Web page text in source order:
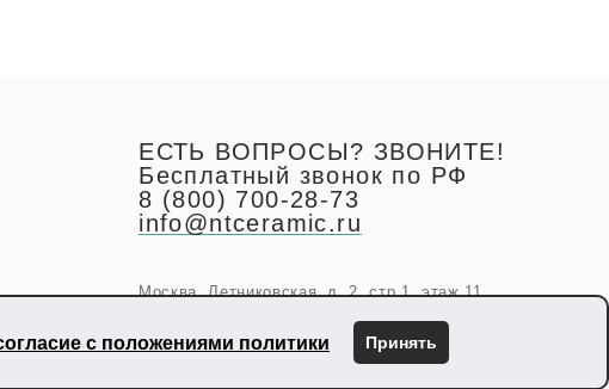
с положениями политики Принять
ЕСТЬ ВОПРОСЫ? ЗВОНИТЕ!
Бесплатный звонок по РФ
8 (800) 700-28-73
info@ntceramic.ru
Москва, Летниковская, д. 2, стр.1, этаж 11